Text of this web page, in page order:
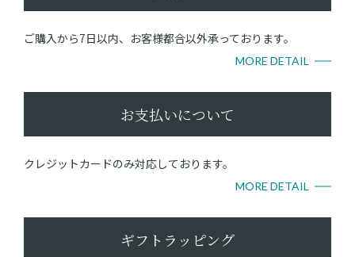
ご購入から7日以内、お客様都合以外承っております。
MORE DETAIL
お支払いについて
クレジットカードのみ対応しております。
MORE DETAIL
ギフトラッピング